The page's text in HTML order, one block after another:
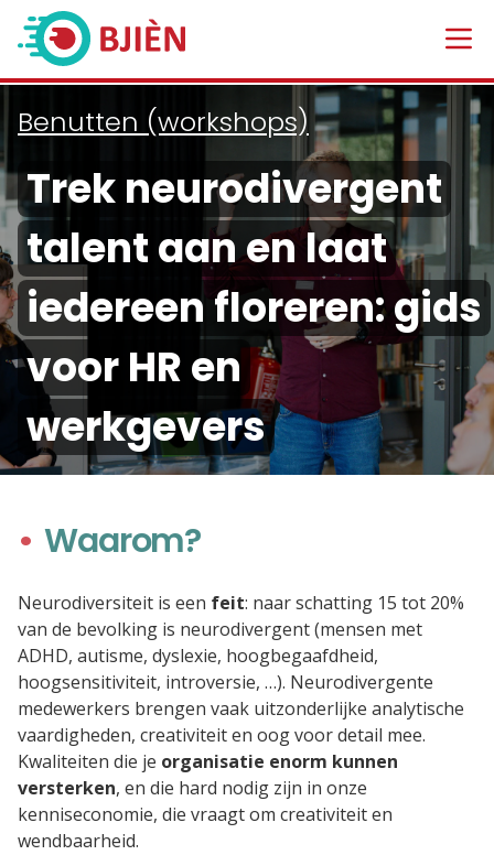
Benutten (workshops)
Trek neurodivergent
talent aan en laat
iedereen floreren: gids
voor HR en
werkgevers
Waarom?
Neurodiversiteit is een feit: naar schatting 15 tot 20%
van de bevolking is neurodivergent (mensen met
ADHD, autisme, dyslexie, hoogbegaafdheid,
hoogsensitiviteit, introversie, …). Neurodivergente
medewerkers brengen vaak uitzonderlijke analytische
vaardigheden, creativiteit en oog voor detail mee.
Kwaliteiten die je organisatie enorm kunnen
versterken, en die hard nodig zijn in onze
kenniseconomie, die vraagt om creativiteit en
wendbaarheid.